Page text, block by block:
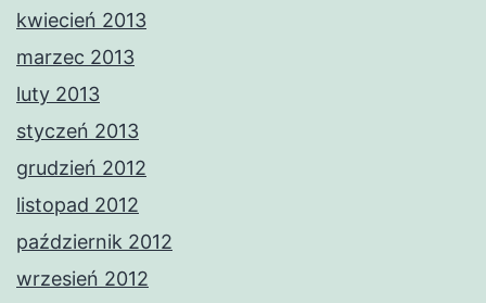
kwiecień 2013
marzec 2013
luty 2013
styczeń 2013
grudzień 2012
listopad 2012
październik 2012
wrzesień 2012